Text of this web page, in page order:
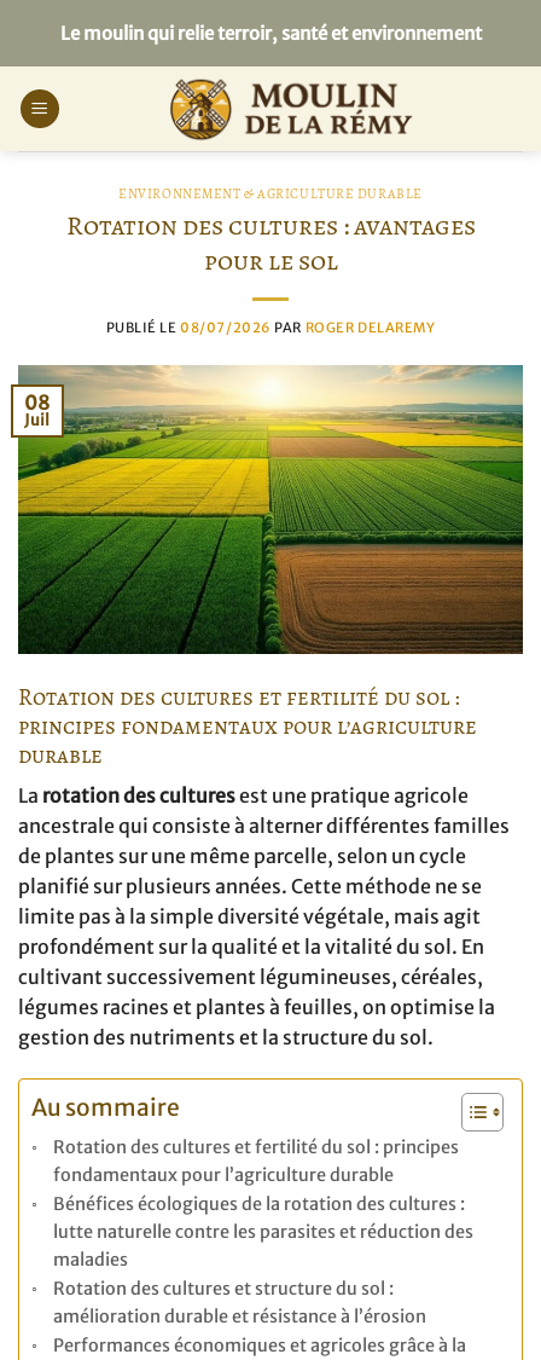
contenu
Le moulin qui relie terroir, santé et environnement
ENVIRONNEMENT & AGRICULTURE DURABLE
Rotation des cultures : avantages
pour le sol
PUBLIÉ LE08/07/2026 PAR ROGER DELAREMY
08
Juil
Rotation des cultures et fertilité du sol :
principes fondamentaux pour l’agriculture
durable
La rotation des culturesest une pratique agricole
ancestrale qui consiste à alterner différentes familles
de plantes sur une même parcelle, selon un cycle
planifié sur plusieurs années. Cette méthode ne se
limite pas à la simple diversité végétale, mais agit
profondément sur la qualité et la vitalité du sol. En
cultivant successivement légumineuses, céréales,
légumes racines et plantes à feuilles, on optimise la
gestion des nutriments et la structure du sol.
Au sommaire
Rotation des cultures et fertilité du sol : principes
fondamentaux pour l’agriculture durable
Bénéfices écologiques de la rotation des cultures :
lutte naturelle contre les parasites et réduction des
maladies
Rotation des cultures et structure du sol :
amélioration durable et résistance à l’érosion
Performances économiques et agricoles grâce à la